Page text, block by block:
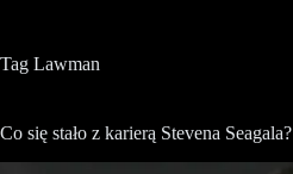
Tag Lawman
Co się stało z karierą Stevena Seagala?